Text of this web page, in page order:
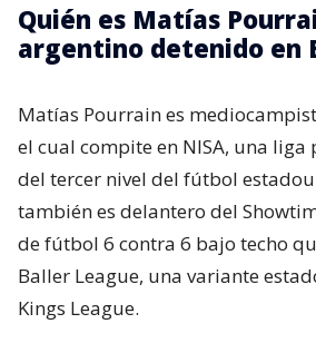
Quién es Matías
argentino detenido en
Matías Pourrain es
el cual compite en NISA, una liga
del tercer nivel del fútbol
también es delantero del
de fútbol 6 contra 6 bajo techo
Baller League, una variante
Kings League.